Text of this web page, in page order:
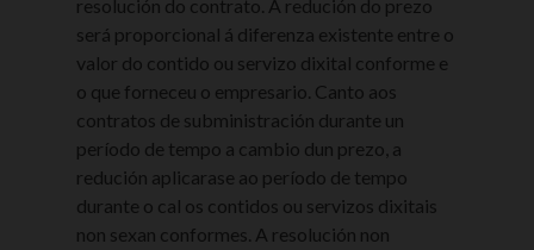
resolución do contrato. A redución do prezo
será proporcional á diferenza existente entre o
valor do contido ou servizo dixital conforme e
o que forneceu o empresario. Canto aos
contratos de subministración durante un
período de tempo a cambio dun prezo, a
redución aplicarase ao período de tempo
durante o cal os contidos ou servizos dixitais
non sexan conformes. A resolución non